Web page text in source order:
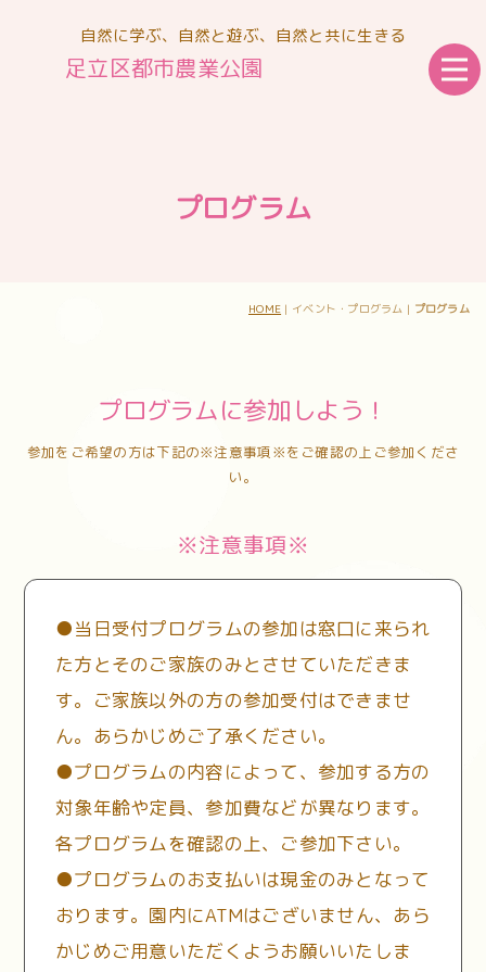
自然に学ぶ、自然と遊ぶ、自然と共に生きる
足立区都市農業公園
プログラム
HOME | イベント・プログラム | プログラム
プログラムに参加しよう！
参加をご希望の方は下記の※注意事項※をご確認の上ご参加くださ
い。
※注意事項※
●当日受付プログラムの参加は窓口に来られ
た方とそのご家族のみとさせていただきま
す。
ご家族以外の方の参加受付はできませ
ん。あらかじめご了承ください。
●プログラムの内容によって、参加する方の
対象年齢や定員、参加費などが異なります。
各プログラムを確認の上、ご参加下さい。
●プログラムのお支払いは現金のみとなって
おります。 園内にATMはございません、あら
かじめご用意いただくようお願いいたしま